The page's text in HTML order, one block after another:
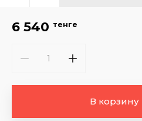
6 540 тенге
В корзину